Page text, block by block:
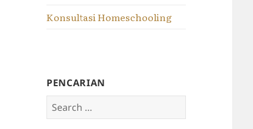
Konsultasi Homeschooling
PENCARIAN
Search
for: